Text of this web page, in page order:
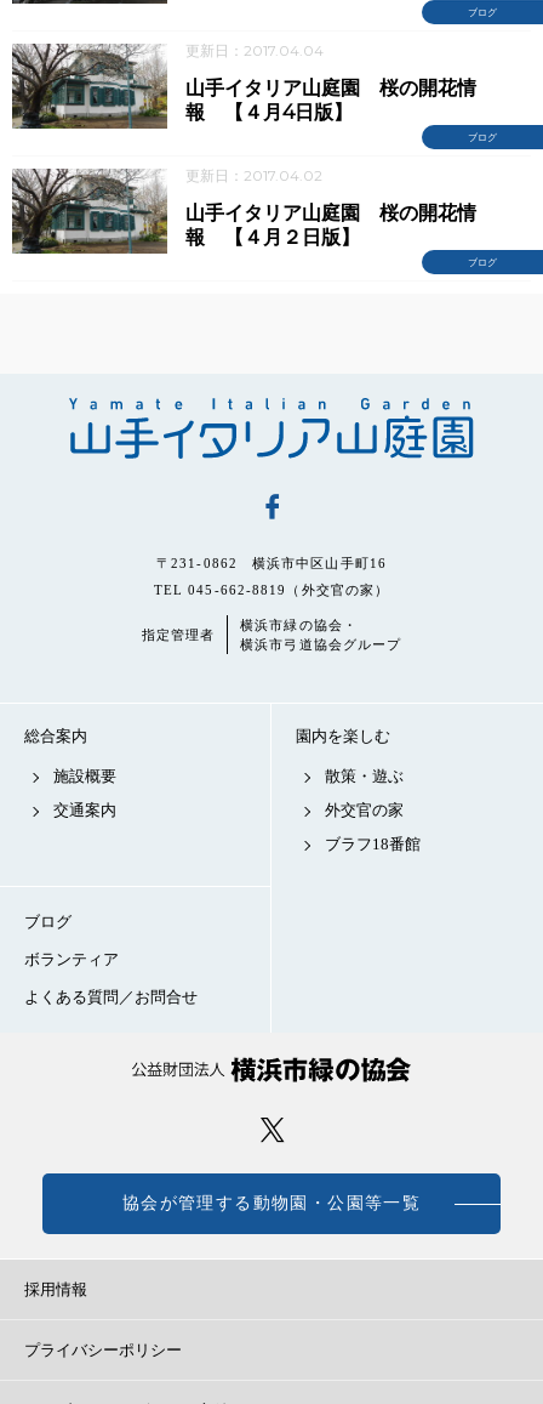
ブログ
更新日：2017.04.04
ブログ
山手イタリア山庭園 桜の開花情
報 【４月4日版】
更新日：2017.04.02
ブログ
山手イタリア山庭園 桜の開花情
報 【４月２日版】
〒231-0862 横浜市中区山手町16
TEL 045-662-8819（外交官の家）
指定管理者
横浜市緑の協会・
横浜市弓道協会グループ
総合案内
施設概要
交通案内
園内を楽しむ
散策・遊ぶ
外交官の家
ブラフ18番館
ブログ
ボランティア
よくある質問／お問合せ
協会が管理する動物園・公園等一覧
採用情報
プライバシーポリシー